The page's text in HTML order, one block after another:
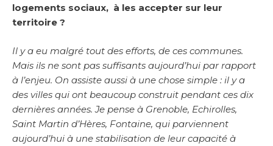
logements sociaux, à les accepter sur leur
territoire ?
Il y a eu malgré tout des efforts, de ces communes.
Mais ils ne sont pas suffisants aujourd’hui par rapport
à l’enjeu. On assiste aussi à une chose simple : il y a
des villes qui ont beaucoup construit pendant ces dix
dernières années. Je pense à Grenoble, Echirolles,
Saint Martin d’Hères, Fontaine, qui parviennent
aujourd’hui à une stabilisation de leur capacité à